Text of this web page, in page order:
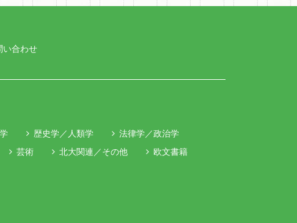
い合わせ
歴史学／人類学
法律学／政治学
芸術 北大関連／その他
欧文書籍